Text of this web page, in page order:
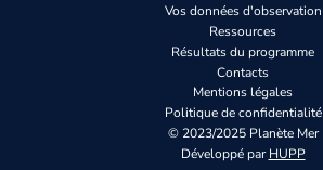
Vos données d'observation
Ressources
Résultats du programme
Contacts
Mentions légales
Politique de confidentialité
© 2023/2025 Planète Mer
Développé parHUPP